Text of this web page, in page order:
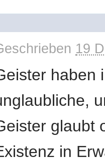
19
haben
glaubt
in